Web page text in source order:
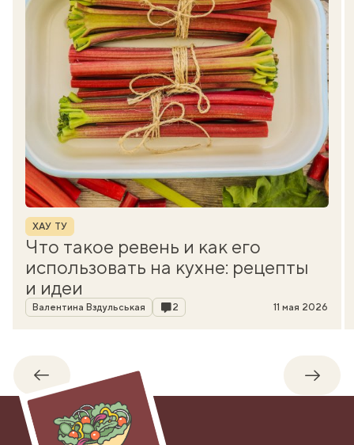
Рубрика
ХАУ ТУ
Что такое ревень и как его
использовать на кухне: рецепты
и идеи
Автор
Валентина Вздульськая Комментарии
2 11 мая 2026
Обратно